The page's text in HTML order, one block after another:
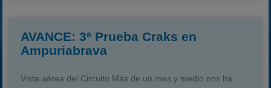
AVANCE: 3ª Prueba Craks en
Ampuriabrava
Vista aérea del Circuito Más de un mes y medio nos ha